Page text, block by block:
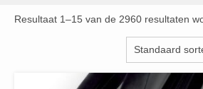
Resultaat 1–15 van de 2960 resultaten